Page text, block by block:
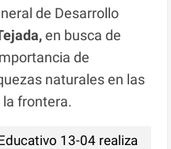
de Desarrollo
en busca de
de
naturales en las
frontera.
13-04 realiza